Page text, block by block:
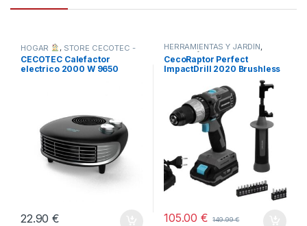
HOGAR , STORE CECOTEC -
DISTRIBUIDOR OFICIAL
TODOS
CECOTEC Calefactor
electrico 2000 W 9650
22.90€
HERRAMIENTAS Y JARDÍN,
HOGAR
,
STORE CECOTEC -
DISTRIBUIDOR OFICIAL
TODOS
CecoRaptor Perfect
ImpactDrill 2020 Brushless
105.00€ 149.99€